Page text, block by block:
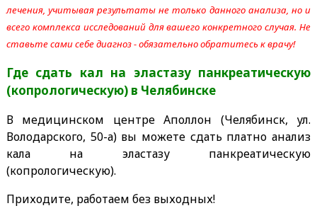
лечения, учитывая результаты не только данного анализа, но и
всего комплекса исследований для вашего конкретного случая. Не
ставьте сами себе диагноз - обязательно обратитесь к врачу!
Где сдать кал на эластазу панкреатическую
(копрологическую) в Челябинске
В медицинском центре Аполлон (Челябинск, ул.
Володарского, 50-а) вы можете сдать платно анализ
кала на эластазу панкреатическую
(копрологическую).
Приходите, работаем без выходных!